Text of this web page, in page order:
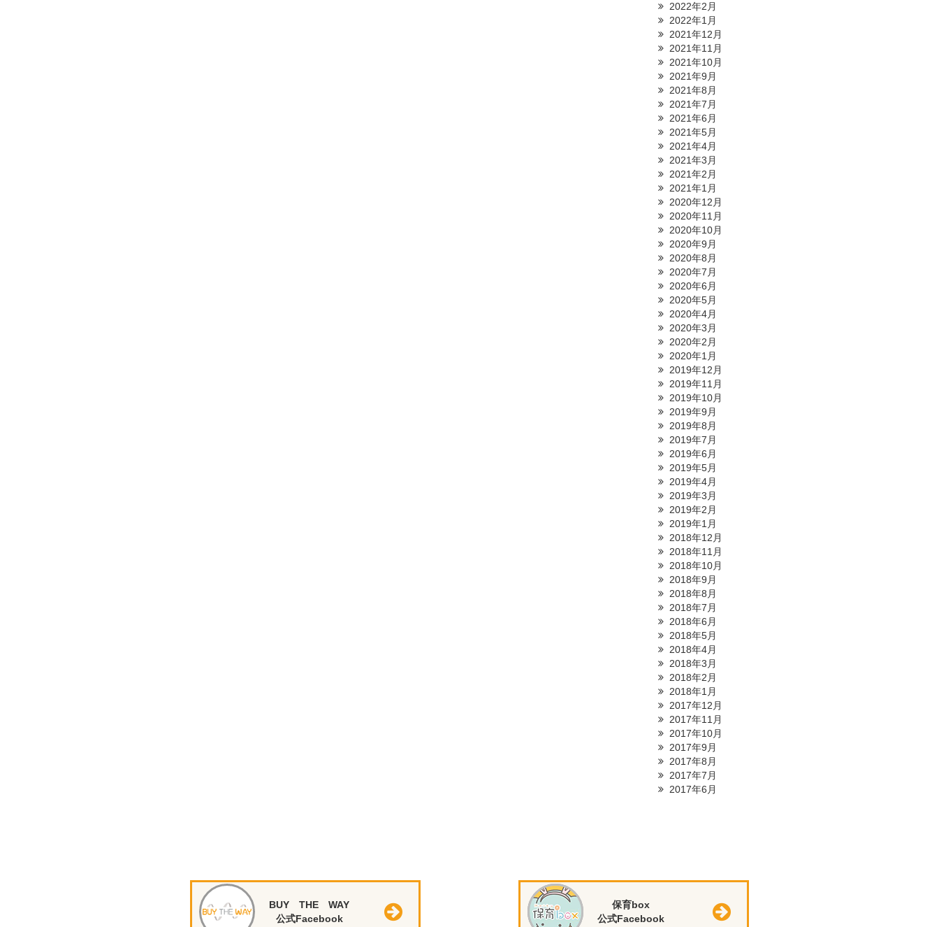
2022年2月
2022年1月
2021年12月
2021年11月
2021年10月
2021年9月
2021年8月
2021年7月
2021年6月
2021年5月
2021年4月
2021年3月
2021年2月
2021年1月
2020年12月
2020年11月
2020年10月
2020年9月
2020年8月
2020年7月
2020年6月
2020年5月
2020年4月
2020年3月
2020年2月
2020年1月
2019年12月
2019年11月
2019年10月
2019年9月
2019年8月
2019年7月
2019年6月
2019年5月
2019年4月
2019年3月
2019年2月
2019年1月
2018年12月
2018年11月
2018年10月
2018年9月
2018年8月
2018年7月
2018年6月
2018年5月
2018年4月
2018年3月
2018年2月
2018年1月
2017年12月
2017年11月
2017年10月
2017年9月
2017年8月
2017年7月
2017年6月
BUY THE WAY
公式Facebook
保育box
公式Facebook